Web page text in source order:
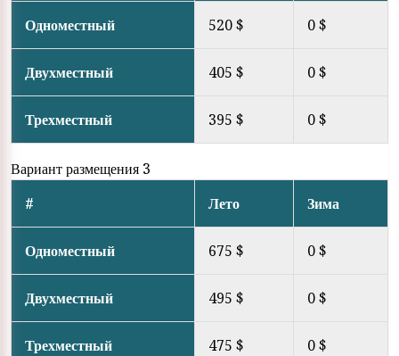
Одноместный 520 $ 0 $
Двухместный 405 $ 0 $
Трехместный 395 $ 0 $
Вариант размещения 3
#
Лето Зима
Одноместный 675 $ 0 $
Двухместный 495 $ 0 $
Трехместный 475 $ 0 $